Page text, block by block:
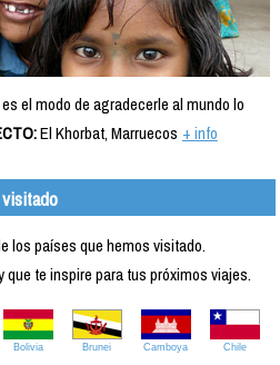
el modo de agradecerle al mundo lo
El Khorbat, Marruecos + info
los países que hemos visitado.
te inspire para tus próximos viajes.
Bolivia Brunei Camboya Chile